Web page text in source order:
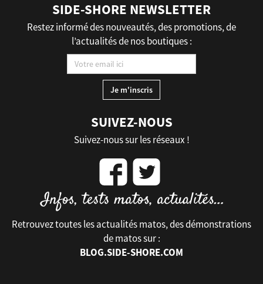
SIDE-SHORE NEWSLETTER
Restez informé des nouveautés, des promotions, de
l’actualités de nos boutiques :
SUIVEZ-NOUS
Suivez-nous sur les réseaux !
Retrouvez toutes les actualités matos, des démonstrations
de matos sur :
BLOG.SIDE-SHORE.COM